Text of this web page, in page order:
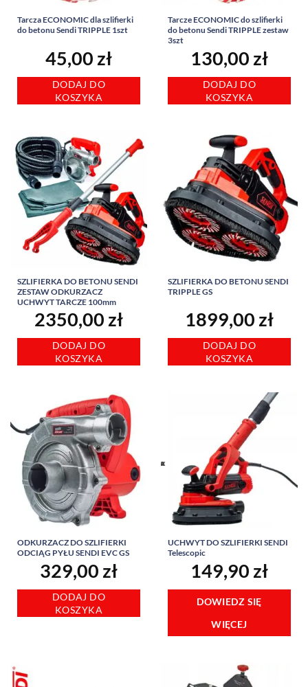
Tarcza ECONOMIC dla szlifierki
do betonu Sendi TRIPPLE 1szt
45,00 zł
DODAJ DO
KOSZYKA
Tarcze ECONOMIC do szlifierki
do betonu Sendi TRIPPLE zestaw
3szt
130,00 zł
DODAJ DO
KOSZYKA
SZLIFIERKA DO BETONU SENDI
ZESTAW ODKURZACZ
UCHWYT TARCZE 100mm
2350,00 zł
DODAJ DO
KOSZYKA
SZLIFIERKA DO BETONU SENDI
TRIPPLE GS
1899,00 zł
DODAJ DO
KOSZYKA
ODKURZACZ DO SZLIFIERKI
ODCIĄG PYŁU SENDI EVC GS
329,00 zł
DODAJ DO
KOSZYKA
UCHWYT DO SZLIFIERKI SENDI
Telescopic
149,90 zł
DOWIEDZ SIĘ
WIĘCEJ